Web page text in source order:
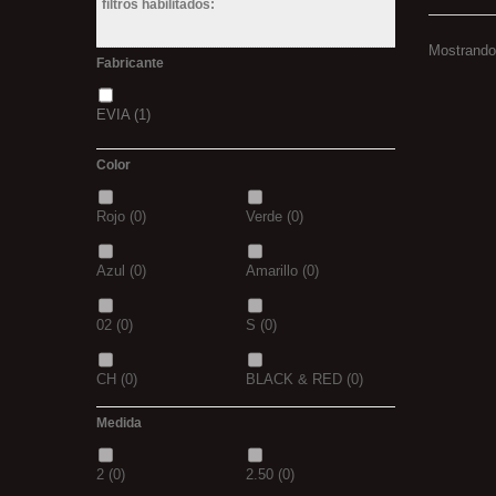
filtros habilitados:
Fabricante
EVIA(1)
Color
Rojo (0) Verde (0)
Azul (0) Amarillo (0)
02 (0) S (0)
CH (0) BLACK & RED (0)
(0) (0)
Medida
2 (0) 2.50 (0)